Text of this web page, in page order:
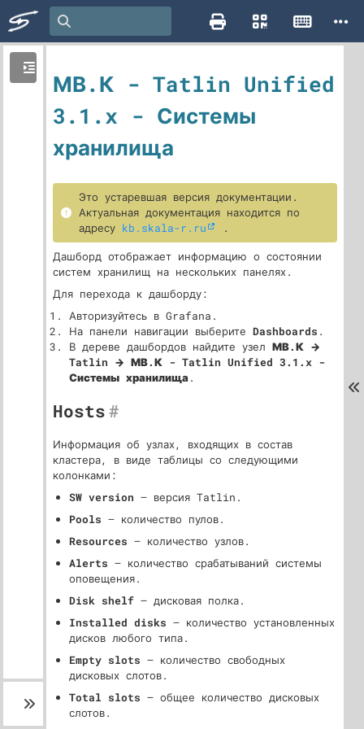
МВ.К - Tatlin Unified
3.1.x - Системы
хранилища
Это устаревшая версия документации.
Актуальная документация находится по
адресу kb.skala-r.ru
.
Дашборд отображает информацию о состоянии
систем хранилищ на нескольких панелях.
Для перехода к дашборду:
Авторизуйтесь в Grafana.
На панели навигации выберите Dashboards .
В дереве дашбордов найдите узел МВ.К →
Tatlin → МВ.К - Tatlin Unified 3.1.x -
Системы хранилища .
Hosts#
Информация об узлах, входящих в состав
кластера, в виде таблицы со следующими
колонками:
SW version — версия Tatlin.
Pools — количество пулов.
Resources — количество узлов.
Alerts — количество срабатываний системы
оповещения.
Disk shelf — дисковая полка.
Installed disks — количество установленных
дисков любого типа.
Empty slots — количество свободных
дисковых слотов.
Total slots — общее количество дисковых
слотов.